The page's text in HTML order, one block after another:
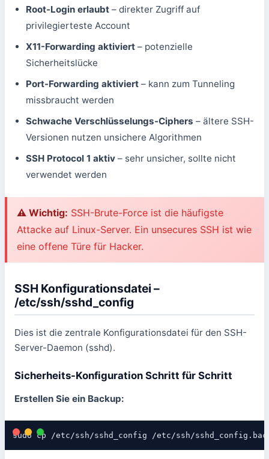
Root-Login erlaubt – direkter Zugriff auf
privilegierteste Account
X11-Forwarding aktiviert – potenzielle
Sicherheitslücke
Port-Forwarding aktiviert – kann zum Tunneling
missbraucht werden
Schwache Verschlüsselungs-Ciphers – ältere SSH-
Versionen nutzen unsichere Algorithmen
SSH Protocol 1 aktiv – sehr unsicher, sollte nicht
verwendet werden
⚠️ Wichtig: SSH-Brute-Force ist die häufigste
Attacke auf Linux-Server. Ein unsecures SSH ist wie
eine offene Türe für Hacker.
SSH Konfigurationsdatei –
/etc/ssh/sshd_config
Dies ist die zentrale Konfigurationsdatei für den SSH-
Server-Daemon (sshd).
Sicherheits-Konfiguration Schritt für Schritt
Erstellen Sie ein Backup:
sudo cp /etc/ssh/sshd_config /etc/ssh/